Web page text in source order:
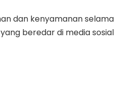
dan kenyamanan selama
beredar di media sosial